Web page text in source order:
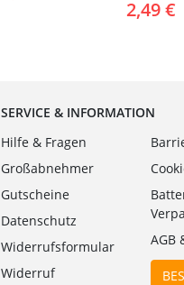
und Körper
2,49 €
SERVICE & INFORMATION
Hilfe & Fragen
Großabnehmer
Gutscheine
Datenschutz
Widerrufsformular
Widerruf
AGB